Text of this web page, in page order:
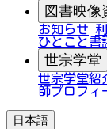
図書映像
お知らせ
ひとこと書
世宗学堂
世宗学堂紹
師プロフィ
日本語